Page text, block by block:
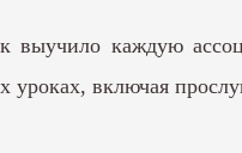
выучило каждую
уроках, включая